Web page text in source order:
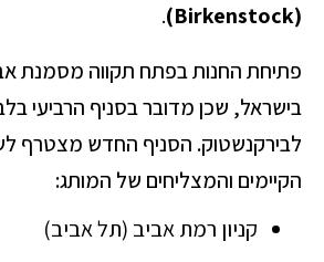
(Birkenstock)
.
פתיחת החנות בפתח תקווה מסמנת
בישראל, שכן מדובר בסניף הרביעי
לבירקנשטוק. הסניף החדש מצטרף
הקיימים והמצליחים של המותג:
קניון רמת אביב (תל אביב)